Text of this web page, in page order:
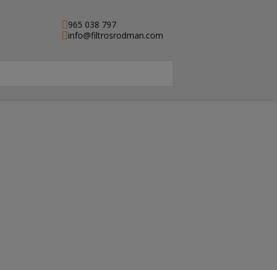
965 038 797
info@filtrosrodman.com